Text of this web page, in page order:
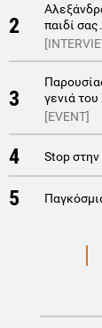
2
παιδί
3
γενιά
[EVENT]
4 Stop
5